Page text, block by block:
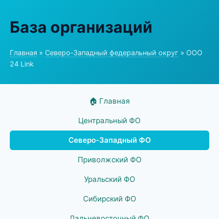
База организаций
Главная » Северо-Западный федеральный округ » ООО
24 Link
🏠 Главная
Центральный ФО
Северо-Западный ФО
Приволжский ФО
Уральский ФО
Сибирский ФО